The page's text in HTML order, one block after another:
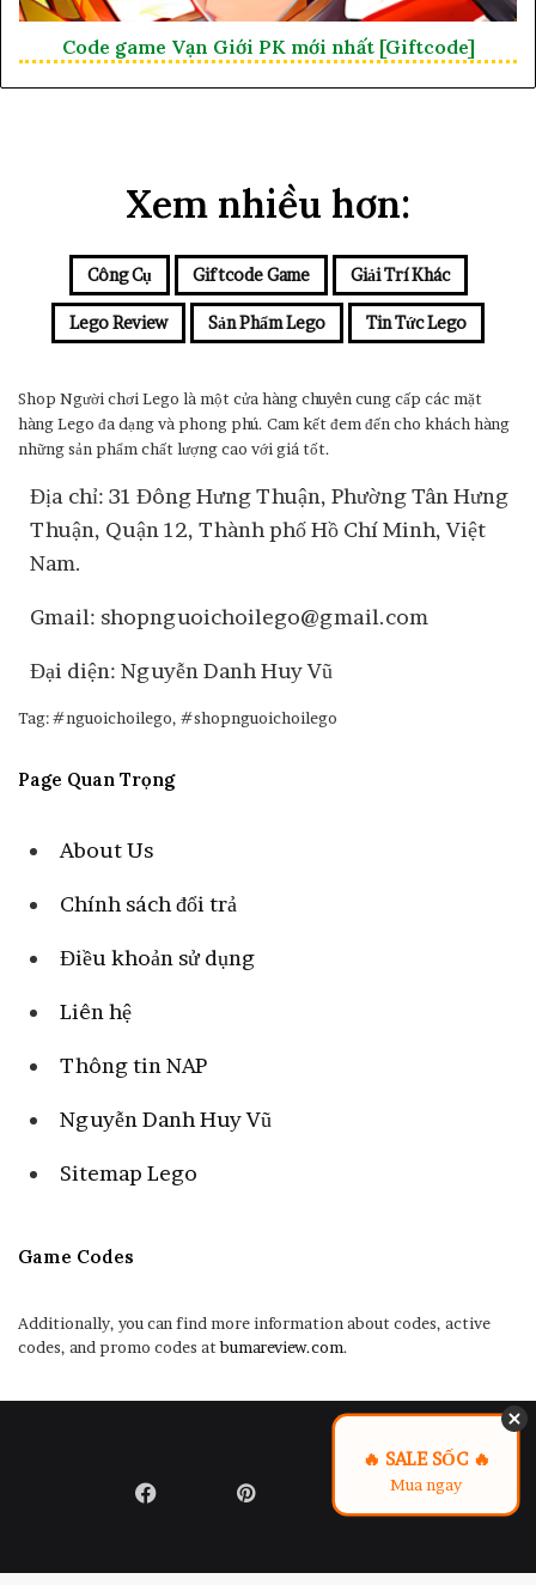
Code game Vạn Giới PK mới nhất [Giftcode]
Xem nhiều hơn:
Công Cụ Giftcode Game Giải Trí Khác
Lego Review Sản Phẩm Lego Tin Tức Lego
Shop Người chơi Lego là một cửa hàng chuyên cung cấp các mặt
hàng Lego đa dạng và phong phú. Cam kết đem đến cho khách hàng
những sản phẩm chất lượng cao với giá tốt.
Địa chỉ: 31 Đông Hưng Thuận, Phường Tân Hưng
Thuận, Quận 12, Thành phố Hồ Chí Minh, Việt
Nam.
Gmail: shopnguoichoilego@gmail.com
Đại diện: Nguyễn Danh Huy Vũ
Tag: #nguoichoilego, #shopnguoichoilego
Page Quan Trọng
About Us
Chính sách đổi trả
Điều khoản sử dụng
Liên hệ
Thông tin NAP
Nguyễn Danh Huy Vũ
Sitemap Lego
Game Codes
Additionally, you can find more information about codes, active
codes, and promo codes atbumareview.com.
FacebookPinterest LinkedIn Flickr
🔥 SALE SỐC 🔥
Mua ngay